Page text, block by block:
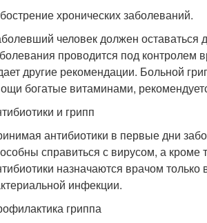
хронических заболеваний.
человек должен оставаться
проводится под контролем
другие рекомендации. Больной
богатые витаминами,
и грипп
антибиотики в первые дни
справиться с вирусом, а
назначаются врачом
инфекции.
гриппа